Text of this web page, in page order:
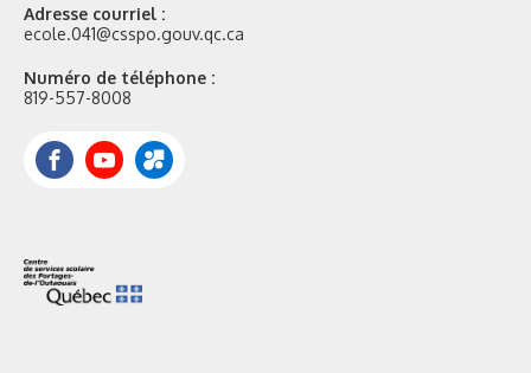
Adresse courriel :
ecole.041@csspo.gouv.qc.ca
Numéro de téléphone :
819-557-8008
FacebookYouTube
Portail
Mozaik